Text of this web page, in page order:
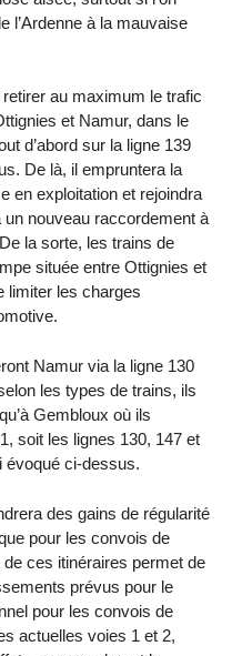
l’Ardenne à la mauvaise
au maximum le trafic
et Namur, dans le
d’abord sur la ligne 139
De là, il empruntera la
en exploitation et rejoindra
nouveau raccordement à
la sorte, les trains de
située entre Ottignies et
limiter les charges
Namur via la ligne 130
les types de trains, ils
Gembloux où ils
soit les lignes 130, 147 et
évoqué ci-dessus.
des gains de régularité
pour les convois de
ces itinéraires permet de
prévus pour le
pour les convois de
actuelles voies 1 et 2,